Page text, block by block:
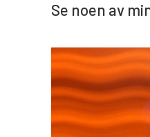
Se noen av